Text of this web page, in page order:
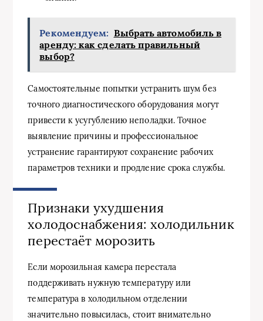
Рекомендуем: Выбрать автомобиль в
аренду: как сделать правильный
выбор?
Самостоятельные попытки устранить шум без
точного диагностического оборудования могут
привести к усугублению неполадки. Точное
выявление причины и профессиональное
устранение гарантируют сохранение рабочих
параметров техники и продление срока службы.
Признаки ухудшения
холодоснабжения: холодильник
перестаёт морозить
Если морозильная камера перестала
поддерживать нужную температуру или
температура в холодильном отделении
значительно повысилась, стоит внимательно